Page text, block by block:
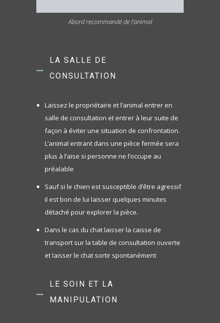
Abord recommandé de l’animal
LA SALLE DE
CONSULTATION
Laissez le propriétaire et l’animal entrer en
salle de consultation et entrer à leur suite de
façon à éviter une situation de confrontation.
L’animal entrant dans une pièce fermée sera
plus à l’aise si personne ne l’occupe au
préalable
Sauf si le chien est susceptible d’être agressif
il est bon de lui laisser quelques minutes
détaché pour explorer la pièce.
Dans le cas du chat laisser la caisse de
transport sur la table de consultation ouverte
et laisser le chat sortir spontanément
LE SOIN ET LA
MANIPULATION